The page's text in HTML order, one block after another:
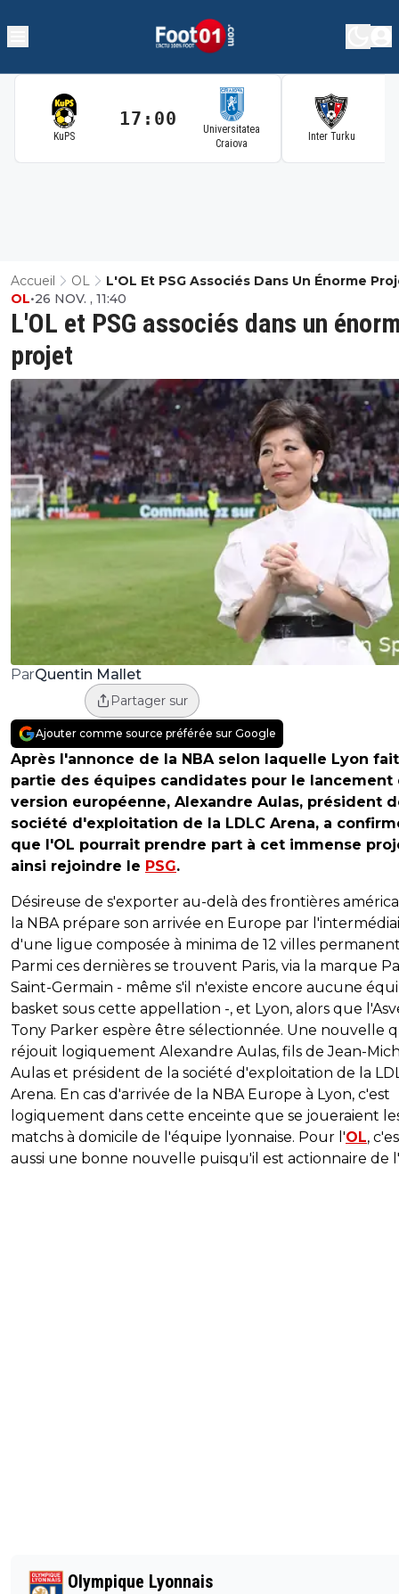
KuPS
17:00
Universitatea
Craiova
Inter Turku
Accueil OL L'OL Et PSG Associés Dans Un Énorme
L'OL et PSG associés dans un
projet
OL•26 NOV. , 11:40
ParQuentin Mallet
Partager sur
Ajouter comme source préférée sur Google
Après l'annonce de la NBA selon laquelle Lyon fait
partie des équipes candidates pour le lancement
version européenne, Alexandre Aulas, président
société d'exploitation de la LDLC Arena, a
que l'OL pourrait prendre part à cet immense
ainsi rejoindre le PSG.
Désireuse de s'exporter au-delà des frontières
la NBA prépare son arrivée en Europe par
d'une ligue composée à minima de 12 villes
Parmi ces dernières se trouvent Paris, via la marque
Saint-Germain - même s'il n'existe encore aucune
basket sous cette appellation -, et Lyon, alors que
Tony Parker espère être sélectionnée. Une nouvelle
réjouit logiquement Alexandre Aulas, fils de Jean-
Aulas et président de la société d'exploitation de la
Arena. En cas d'arrivée de la NBA Europe à Lyon, c'est
logiquement dans cette enceinte que se joueraient
matchs à domicile de l'équipe lyonnaise. Pour l'OL,
aussi une bonne nouvelle puisqu'il est actionnaire de
Olympique Lyonnais